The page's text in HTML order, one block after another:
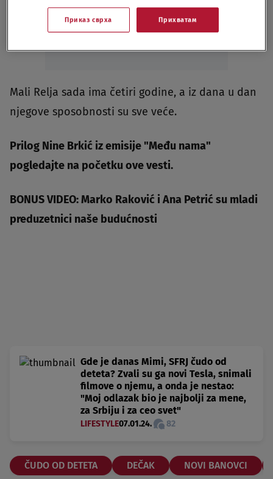
Mali Relja sada ima četiri godine, a iz dana u dan
njegove sposobnosti su sve veće.
Prilog Nine Brkić iz emisije "Među nama"
pogledajte na početku ove vesti.
BONUS VIDEO: Marko Raković i Ana Petrić su mladi
preduzetnici naše budućnosti
Gde je danas Mimi, SFRJ čudo od
deteta? Zvali su ga novi Tesla, snimali
filmove o njemu, a onda je nestao:
"Moj odlazak bio je najbolji za mene,
za Srbiju i za ceo svet"
LIFESTYLE07.01.24. 82
ČUDO OD DETETA DEČAK NOVI BANOVCI
Приказ сврха Прихватам